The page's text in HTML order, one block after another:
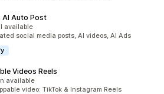
AI Auto Post
76
available
social media posts, AI videos, AI Ads
Videos Reels
40
available
video: TikTok & Instagram Reels